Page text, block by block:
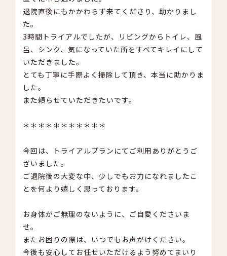
退院直後にもかかわらず来てくださり、助かりまし
た。
3時間トライアルでしたが、リビングからトイレ、風
呂、シンク、気になっていた所をすべてキレイにして
いただきました。
とても丁寧に手際よく掃除して頂き、本当に助かりま
した。
また頼らせていただきたいです。
＊＊＊＊＊＊＊＊＊＊＊
今回は、トライアルプランにてご利用ありがとうご
ざいました。
ご退院後の大変な中、少しでもお力になれましたこ
とを何より嬉しく思っております。
お身体がご無理のないように、ご自愛くださいま
せ。
またお困りの際は、いつでもお声がけください。
今後も安心してお任せいただけるよう努めてまいり